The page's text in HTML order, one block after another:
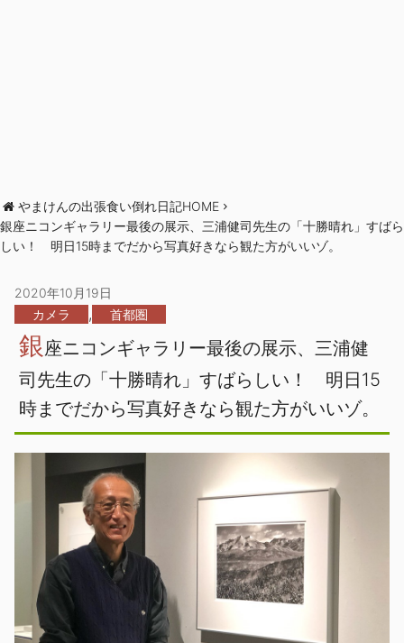
やまけんの出張食い倒れ日記HOME
銀座ニコンギャラリー最後の展示、三浦健司先生の「十勝晴れ」すばら
しい！ 明日15時までだから写真好きなら観た方がいいゾ。
2020年10月19日
カメラ
, 首都圏
銀 座ニコンギャラリー最後の展示、三浦健
司先生の「十勝晴れ」すばらしい！ 明日15
時までだから写真好きなら観た方がいいゾ。